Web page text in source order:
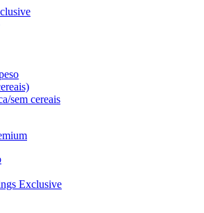
sem cereais
Exclusive